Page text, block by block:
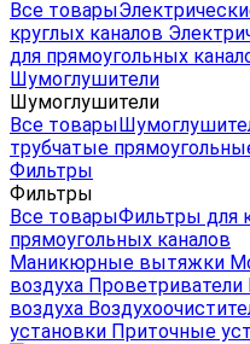
Все товары
круглых каналов
для прямоугольных
Шумоглушители
Шумоглушители
Все товары
трубчатые
Фильтры
Фильтры
Все товарыФильтры для
прямоугольных каналов
Маникюрные вытяжки
воздуха Проветриватели
воздуха
установки Приточные